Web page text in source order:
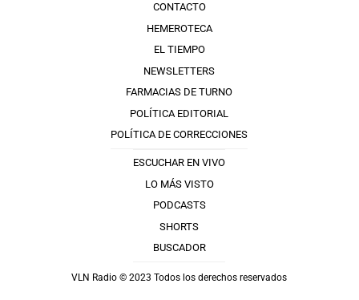
CONTACTO
HEMEROTECA
EL TIEMPO
NEWSLETTERS
FARMACIAS DE TURNO
POLÍTICA EDITORIAL
POLÍTICA DE CORRECCIONES
ESCUCHAR EN VIVO
LO MÁS VISTO
PODCASTS
SHORTS
BUSCADOR
VLN Radio © 2023 Todos los derechos reservados